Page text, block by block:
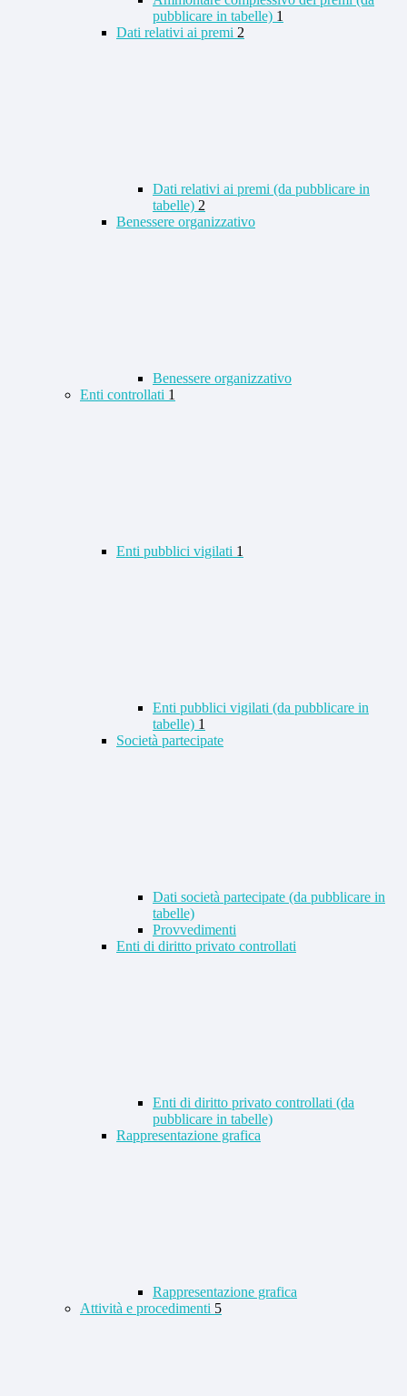
pubblicare in tabelle) 1
Dati relativi ai premi 2
Dati relativi ai premi (da pubblicare in
tabelle) 2
Benessere organizzativo
Benessere organizzativo
Enti controllati 1
Enti pubblici vigilati 1
Enti pubblici vigilati (da pubblicare in
tabelle) 1
Società partecipate
Dati società partecipate (da pubblicare in
tabelle)
Provvedimenti
Enti di diritto privato controllati
Enti di diritto privato controllati (da
pubblicare in tabelle)
Rappresentazione grafica
Rappresentazione grafica
Attività e procedimenti 5